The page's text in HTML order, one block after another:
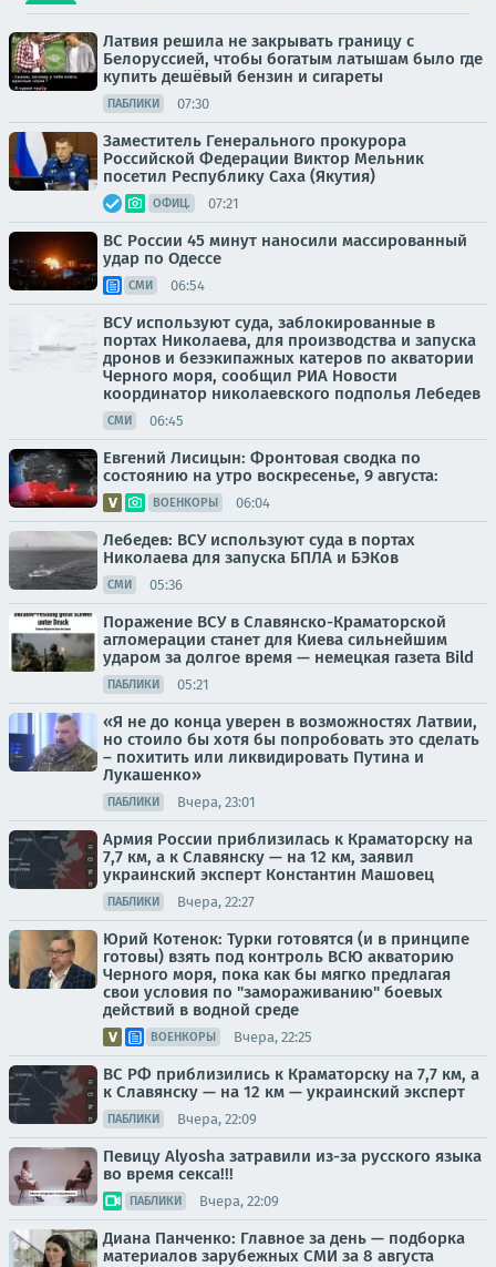
Латвия решила не закрывать границу с
Белоруссией, чтобы богатым латышам было где
купить дешёвый бензин и сигареты
ПАБЛИКИ 07:30
Заместитель Генерального прокурора
Российской Федерации Виктор Мельник
посетил Республику Саха (Якутия)
ОФИЦ. 07:21
ВС России 45 минут наносили массированный
удар по Одессе
СМИ 06:54
ВСУ используют суда, заблокированные в
портах Николаева, для производства и запуска
дронов и безэкипажных катеров по акватории
Черного моря, сообщил РИА Новости
координатор николаевского подполья Лебедев
СМИ 06:45
Евгений Лисицын: Фронтовая сводка по
состоянию на утро воскресенье, 9 августа:
ВОЕНКОРЫ 06:04
Лебедев: ВСУ используют суда в портах
Николаева для запуска БПЛА и БЭКов
СМИ 05:36
Поражение ВСУ в Славянско-Краматорской
агломерации станет для Киева сильнейшим
ударом за долгое время — немецкая газета Bild
ПАБЛИКИ 05:21
«Я не до конца уверен в возможностях Латвии,
но стоило бы хотя бы попробовать это сделать
– похитить или ликвидировать Путина и
Лукашенко»
ПАБЛИКИ Вчера, 23:01
Армия России приблизилась к Краматорску на
7,7 км, а к Славянску — на 12 км, заявил
украинский эксперт Константин Машовец
ПАБЛИКИ Вчера, 22:27
Юрий Котенок: Турки готовятся (и в принципе
готовы) взять под контроль ВСЮ акваторию
Черного моря, пока как бы мягко предлагая
свои условия по "замораживанию" боевых
действий в водной среде
ВОЕНКОРЫ Вчера, 22:25
ВС РФ приблизились к Краматорску на 7,7 км, а
к Славянску — на 12 км — украинский эксперт
ПАБЛИКИ Вчера, 22:09
Певицу Alyosha затравили из-за русского языка
во время секса!!!
ПАБЛИКИ Вчера, 22:09
Диана Панченко: Главное за день — подборка
материалов зарубежных СМИ за 8 августа